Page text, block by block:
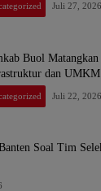
Juli 27, 2026
Buol
dan UMKM
Juli 22, 2026
Soal Tim